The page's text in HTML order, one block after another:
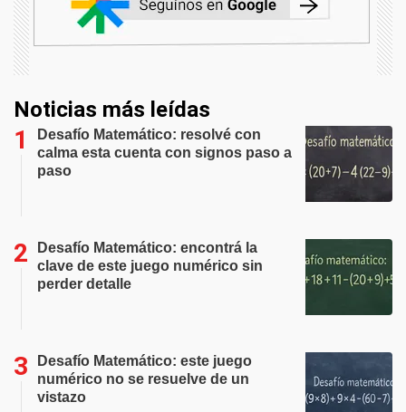
Noticias más leídas
Desafío Matemático: resolvé con
calma esta cuenta con signos paso a
paso
Desafío Matemático: encontrá la
clave de este juego numérico sin
perder detalle
Desafío Matemático: este juego
numérico no se resuelve de un
vistazo